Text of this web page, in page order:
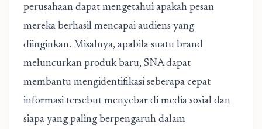
perusahaan dapat mengetahui apakah pesan
mereka berhasil mencapai audiens yang
diinginkan. Misalnya, apabila suatu brand
meluncurkan produk baru, SNA dapat
membantu mengidentifikasi seberapa cepat
informasi tersebut menyebar di media sosial dan
siapa yang paling berpengaruh dalam